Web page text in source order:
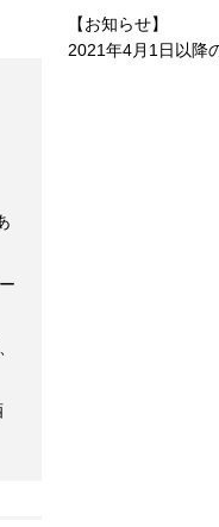
【お知らせ】
2021年4月1日以降